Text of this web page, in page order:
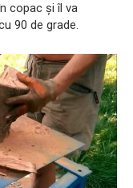
copac și îl va
90 de grade.